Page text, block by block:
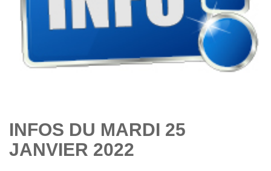
INFOS DU MARDI 25
JANVIER 2022